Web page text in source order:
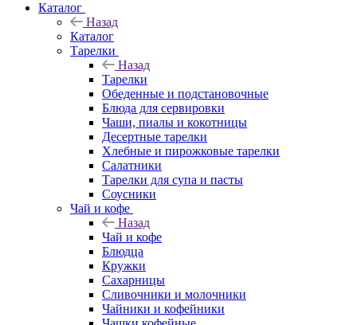
Каталог
Назад
Каталог
Тарелки
Назад
Тарелки
Обеденные и подстановочные
Блюда для сервировки
Чаши, пиалы и кокотницы
Десертные тарелки
Хлебные и пирожковые тарелки
Салатники
Тарелки для супа и пасты
Соусники
Чай и кофе
Назад
Чай и кофе
Блюдца
Кружки
Сахарницы
Сливочники и молочники
Чайники и кофейники